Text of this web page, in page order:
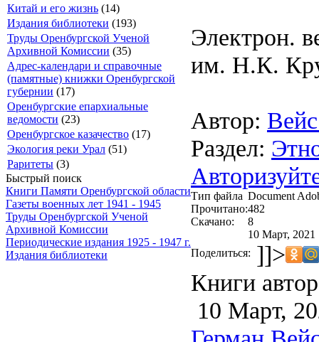
Китай и его жизнь (14)
Издания библиотеки (193)
Труды Оренбургской Ученой
Архивной Комиссии (35)
Адрес-календари и справочные
(памятные) книжки Оренбургской
губернии (17)
Оренбургские епархиальные
ведомости (23)
Оренбургское казачество (17)
Экология реки Урал (51)
Раритеты (3)
Быстрый поиск
Книги Памяти Оренбургской области
Газеты военных лет 1941 - 1945
Труды Оренбургской Ученой
Архивной Комиссии
Периодические издания 1925 - 1947 г.
Издания библиотеки
Электрон.
им. Н.К.
Автор:
Раздел:
Тип файла Document
Прочитано:482
Скачано:
8
10 Март, 2021
Поделиться: ]]>
Книги
10 Март,